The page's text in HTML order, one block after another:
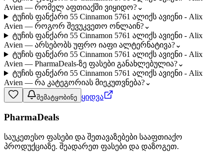
Avien — რომელ აფთიაქში ვიყიდო?⌄
ტუჩის ფანქარი 55 Cinnamon 5761 ალიქს ავიენი - Alix
Avien — როგორ შევუკვეთო ონლაინ?⌄
ტუჩის ფანქარი 55 Cinnamon 5761 ალიქს ავიენი - Alix
Avien — არსებობს უფრო იაფი ალტერნატივა?⌄
ტუჩის ფანქარი 55 Cinnamon 5761 ალიქს ავიენი - Alix
Avien — PharmaDeals-ზე ფასები განახლებულია?⌄
ტუჩის ფანქარი 55 Cinnamon 5761 ალიქს ავიენი - Alix
Avien — რა კატეგორიას მიეკუთვნება?⌄
შემატყობინე ყიდვა
PharmaDeals
საუკეთესო ფასები და შეთავაზებები სააფთიაქო
პროდუქციაზე. შეადარეთ ფასები და დაზოგეთ.